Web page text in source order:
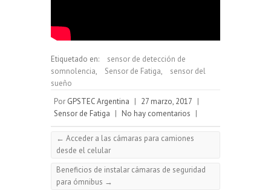
Etiquetado en:
sensor de detección de
somnolencia, Sensor de Fatiga,
sensor del
sueño
Por GPSTEC Argentina | 27 marzo, 2017 |
Sensor de Fatiga | No hay comentarios |
← Acceder a las cámaras para camiones
desde el celular
Beneficios de instalar cámaras de seguridad
para ómnibus →